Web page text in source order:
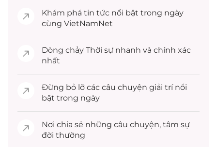
Khám phá tin tức nổi bật trong ngày
cùng VietNamNet
Dòng chảy Thời sự nhanh và chính xác
nhất
Đừng bỏ lỡ các câu chuyện giải trínổi
bật trong ngày
Nơi chia sẻ những câu chuyện, tâm sự
đời thường